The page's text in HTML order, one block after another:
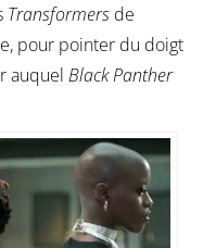
Transformers de
pour pointer du doigt
auquel Black Panther